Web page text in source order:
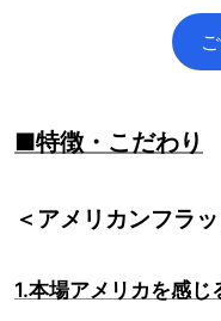
■特徴・こだわり
＜アメリカンフラ
1.本場アメリカを感